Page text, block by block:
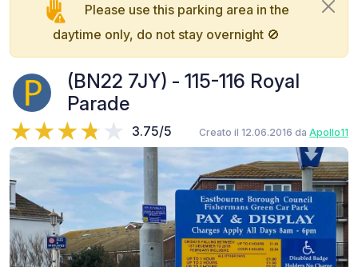
Please use this parking area in the
daytime only, do not stay overnight 🚫
(BN22 7JY) - 115-116 Royal
Parade
3.75/5 Creato il 12.06.2016 da Apollo11